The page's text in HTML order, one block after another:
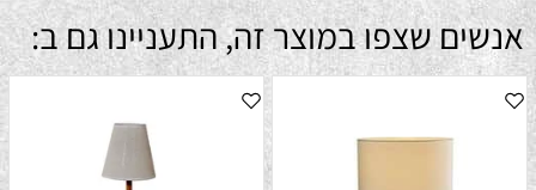
אנשים שצפו במוצר זה, התעניינו גם ב: